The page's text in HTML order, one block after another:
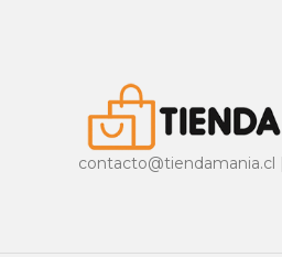
contacto@tiendamania.cl